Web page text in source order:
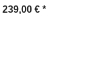
239,00 € *